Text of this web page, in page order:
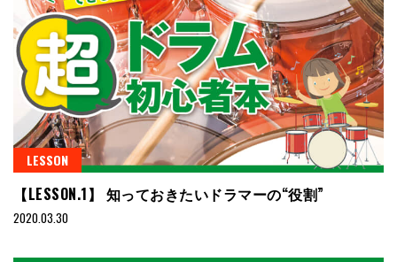
LESSON
【LESSON.1】 知っておきたいドラマーの“役割”
2020.03.30